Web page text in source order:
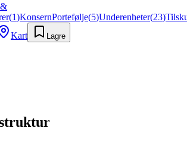
(1)KonsernPortefølje(5)Underenheter(23)
Kart Lagre